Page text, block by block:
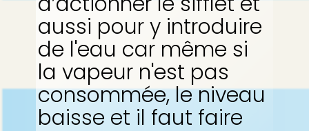
aussi pour y introduire
de l'eau car même si
la vapeur n'est pas
consommée, le niveau
baisse et il faut faire